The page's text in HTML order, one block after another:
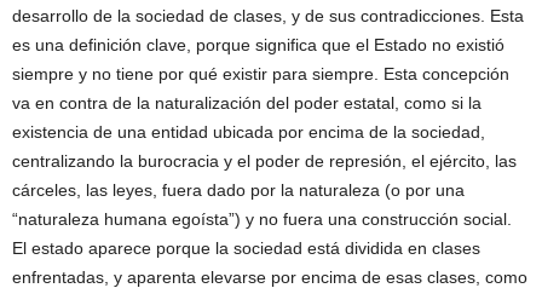
desarrollo de la sociedad de clases, y de sus contradicciones. Esta
es una definición clave, porque significa que el Estado no existió
siempre y no tiene por qué existir para siempre. Esta concepción
va en contra de la naturalización del poder estatal, como si la
existencia de una entidad ubicada por encima de la sociedad,
centralizando la burocracia y el poder de represión, el ejército, las
cárceles, las leyes, fuera dado por la naturaleza (o por una
“naturaleza humana egoísta”) y no fuera una construcción social.
El estado aparece porque la sociedad está dividida en clases
enfrentadas, y aparenta elevarse por encima de esas clases, como